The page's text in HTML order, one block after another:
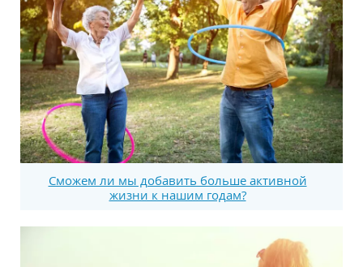
Сможем ли мы добавить больше активной
жизни к нашим годам?